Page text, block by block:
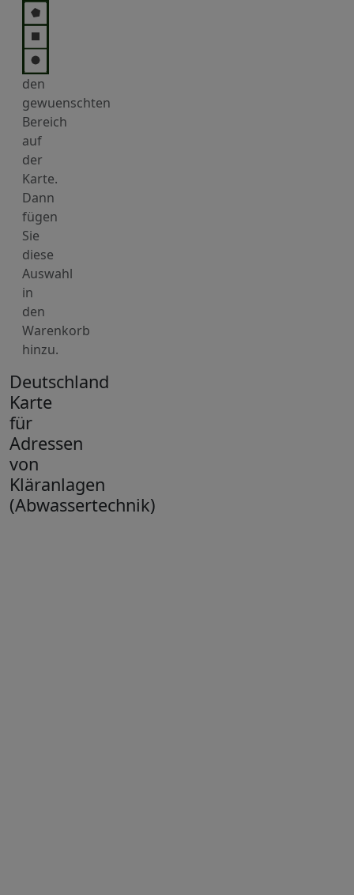
den
gewuenschten
Bereich
auf
der
Karte.
Dann
fügen
Sie
diese
Auswahl
in
den
Warenkorb
hinzu.
Deutschland
Karte
für
Adressen
von
Kläranlagen
(Abwassertechnik)